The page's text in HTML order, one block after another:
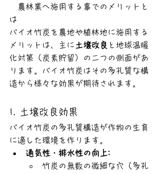
農林業へ施用する事でのメリットと
は
バイオ竹炭を農地や植林地に施用する
メリットは、主に 土壌改良 と地球温暖
化対策（炭素貯留）の二つの側面があ
ります。バイオ竹炭はその多孔質な構
造から様々な効果が期待されます。
1. 土壌改良効果
バイオ竹炭の多孔質構造が作物の生育
に適した環境を作ります。
通気性・排水性の向上:
竹炭の無数の微細な穴（多孔